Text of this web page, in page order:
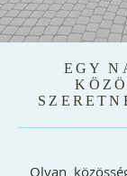
EGY
Olyan